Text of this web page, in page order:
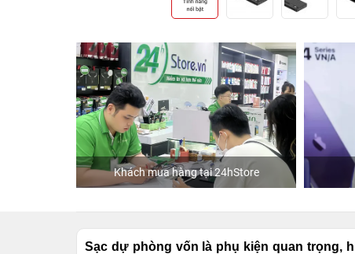
Khách mua hàng tại 24hStore Diễn viên
Sạc dự phòng vốn là phụ kiện quan trọng,